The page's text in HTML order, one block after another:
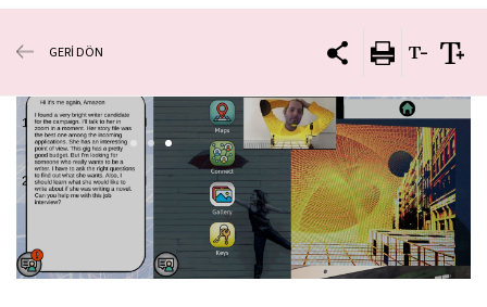
GERİ DÖN